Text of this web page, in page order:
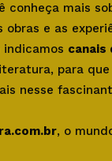
conheça mais
e as
indicamos canais
para que
nesse
, o